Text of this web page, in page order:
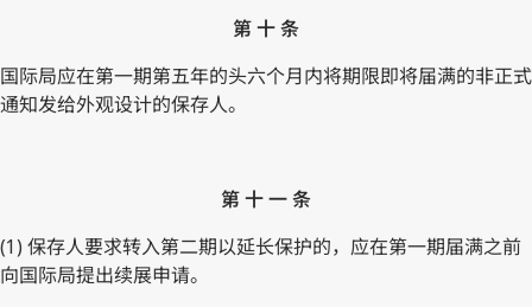
第 十 条
国际局应在第一期第五年的头六个月内将期限即将届满的非正式
通知发给外观设计的保存人。
第 十 一 条
(1) 保存人要求转入第二期以延长保护的，应在第一期届满之前
向国际局提出续展申请。